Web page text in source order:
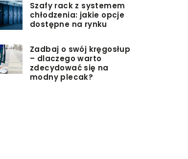
Szafy rack z systemem
chłodzenia: jakie opcje
dostępne na rynku
Zadbaj o swój kręgosłup
– dlaczego warto
zdecydować się na
modny plecak?